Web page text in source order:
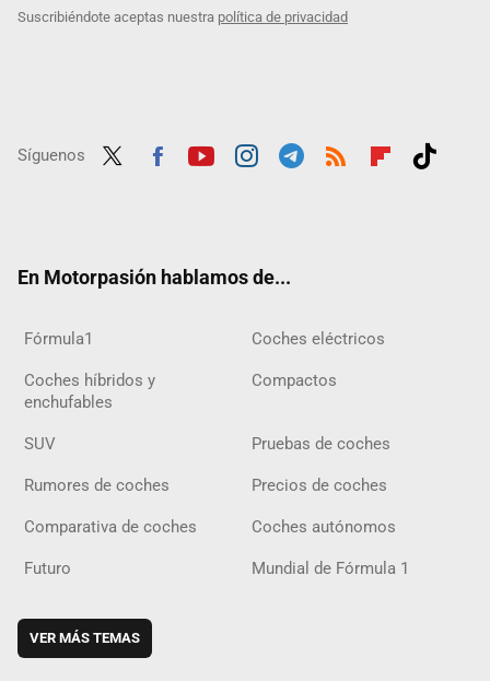
Suscribiéndote aceptas nuestra política de privacidad
Síguenos
En Motorpasión hablamos de...
Fórmula1 Coches eléctricos
Coches híbridos y
enchufables
Compactos
SUV Pruebas de coches
Rumores de coches Precios de coches
Comparativa de coches Coches autónomos
Futuro Mundial de Fórmula 1
VER MÁS TEMAS